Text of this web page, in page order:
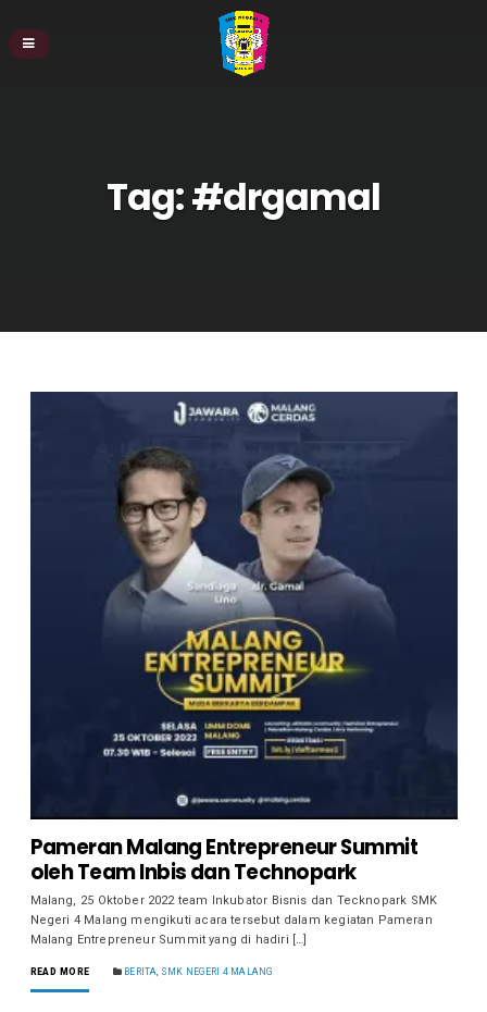
Tag:#drgamal
Pameran Malang Entrepreneur Summit
oleh Team Inbis dan Technopark
Malang, 25 Oktober 2022 team Inkubator Bisnis dan Tecknopark SMK
Negeri 4 Malang mengikuti acara tersebut dalam kegiatan Pameran
Malang Entrepreneur Summit yang di hadiri […]
READ MORE BERITA SMK NEGERI 4 MALANG